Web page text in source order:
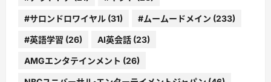
#サロンドロワイヤル (31) #ムームードメイン (233)
#英語学習 (26) AI英会話 (23)
AMGエンタテインメント (26)